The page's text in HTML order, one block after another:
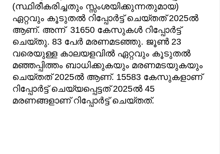
(സ്ഥിരീകരിച്ചതും സ്സംശയിക്കുന്നതുമായ)
ഏറ്റവും കൂടുതൽ റിപ്പോർട്ട് ചെയ്‌തത് 2025ൽ
ആണ്. അന്ന് 31650 കേസുകൾ റിപ്പോർട്ട്
ചെയ്തു. 83 പേർ മരണമടഞ്ഞു. ജൂൺ 23
വരെയുള്ള കാലയളവിൽ ഏറ്റവും കൂടുതൽ
മഞ്ഞപ്പിത്തം ബാധിക്കുകയും മരണമടയുകയും
ചെയ്തത് 2025ൽ ആണ്. 15583 കേസുകളാണ്
റിപ്പോർട്ട് ചെയ്യപ്പെട്ടത് 2025ൽ 45
മരണങ്ങളാണ് റിപ്പോർട്ട് ചെയ്തത്.